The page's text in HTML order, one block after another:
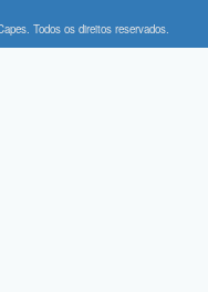
Todos os direitos reservados.